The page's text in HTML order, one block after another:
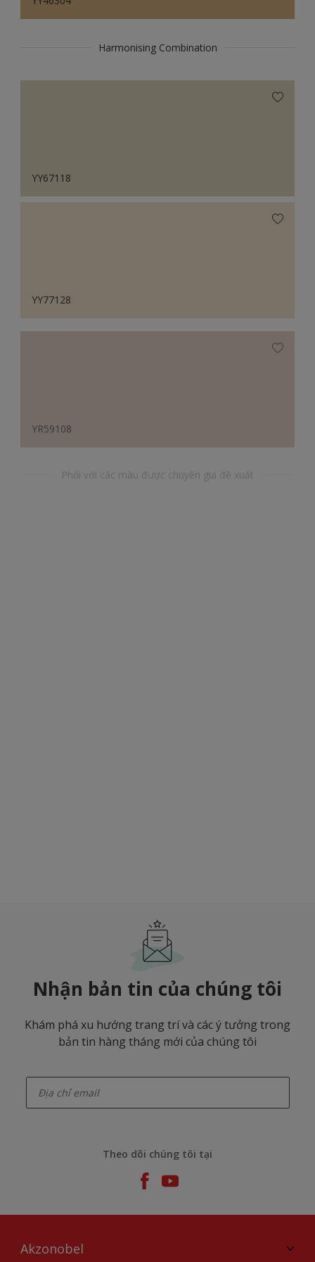
Harmonising Combination
YY67118
YY77128
Nhận bản tin của chúng tôi
Khám phá xu hướng trang trí và các ý tưởng trong
bản tin hàng tháng mới của chúng tôi
Theo dõi chúng tôi tại
Akzonobel